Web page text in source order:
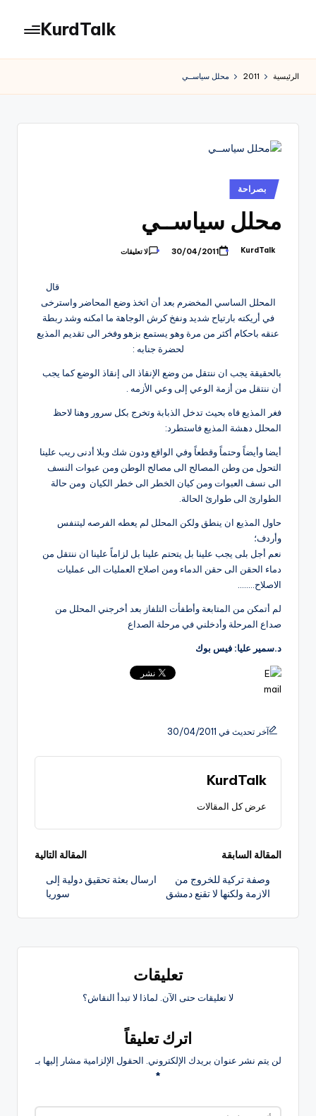
المحتوى
KurdTalk
الرئيسية 2011 محلل سياســي
نُشر
في
بصراحة
محلل سياســي
تمّ
KurdTalk
30/04/2011 لا تعليقات
قال
المحلل الساسي المخضرم بعد أن اتخذ وضع المحاضر واسترخى
في أريكته بارتياح شديد ونفخ كرش الوجاهة ما امكنه وشد ربطة
عنقه باحكام أكثر من مرة وهو يستمع بزهو وفخر الى تقديم المذيع
لحضرة جنابه :
بالحقيقة يجب ان ننتقل من وضع الإنقاذ الى إنقاذ الوضع كما يجب
أن ننتقل من أزمة الوعي إلى وعي الأزمه .
فغر المذيع فاه بحيث تدخل الذبابة وتخرج بكل سرور وهنا لاحظ
المحلل دهشة المذيع فاستطرد:
أيضا وأيضاً وحتماً وقطعاً وفي الواقع ودون شك وبلا أدنى ريب علينا
التحول من وطن المصالح الى مصالح الوطن ومن عبوات النسف
الى نسف العبوات ومن كيان الخطر الى خطر الكيان ومن حالة
الطوارئ الى طوارئ الحالة.
حاول المذيع ان ينطق ولكن المحلل لم يعطه الفرصه ليتنفس
وأردف؛
نعم أجل بلى يجب علينا بل يتحتم علينا بل لزاماً علينا ان ننتقل من
دماء الحقن الى حقن الدماء ومن اصلاح العمليات الى عمليات
الاصلاح……..
لم أتمكن من المتابعة وأطفأت التلفاز بعد أخرجني المحلل من
صداع المرحلة وأدخلني في مرحلة الصداع
د.سمير عليا: فيس بوك
آخر تحديث في 30/04/2011
KurdTalk
عرض كل المقالات
تصفّح
المقالات
المقالة السابقة
وصفة تركية للخروج من
الازمة ولكنها لا تقنع دمشق
المقالة التالية
ارسال بعثة تحقيق دولية إلى
سوريا
تعليقات
لا تعليقات حتى الآن. لماذا لا تبدأ النقاش؟
اترك تعليقاً
لن يتم نشر عنوان بريدك الإلكتروني. الحقول الإلزامية مشار إليها بـ
*